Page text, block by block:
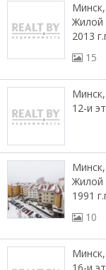
Жилой
2013
15
12-и
Жилой
1991
10